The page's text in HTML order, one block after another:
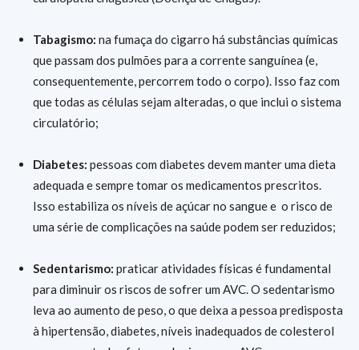
Tabagismo: na fumaça do cigarro há substâncias químicas
que passam dos pulmões para a corrente sanguínea (e,
consequentemente, percorrem todo o corpo). Isso faz com
que todas as células sejam alteradas, o que inclui o sistema
circulatório;
Diabetes: pessoas com diabetes devem manter uma dieta
adequada e sempre tomar os medicamentos prescritos.
Isso estabiliza os níveis de açúcar no sangue e o risco de
uma série de complicações na saúde podem ser reduzidos;
Sedentarismo: praticar atividades físicas é fundamental
para diminuir os riscos de sofrer um AVC. O sedentarismo
leva ao aumento de peso, o que deixa a pessoa predisposta
à hipertensão, diabetes, níveis inadequados de colesterol